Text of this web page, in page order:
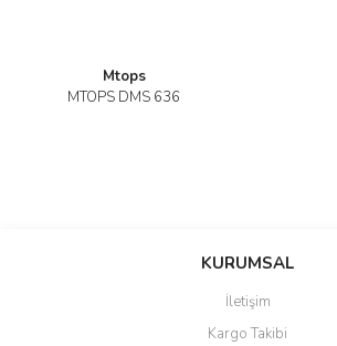
Mtops
MTOPS DMS 636
KURUMSAL
İletişim
Kargo Takibi